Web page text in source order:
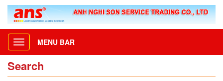
Toggle
navigation
MENU BAR
Search